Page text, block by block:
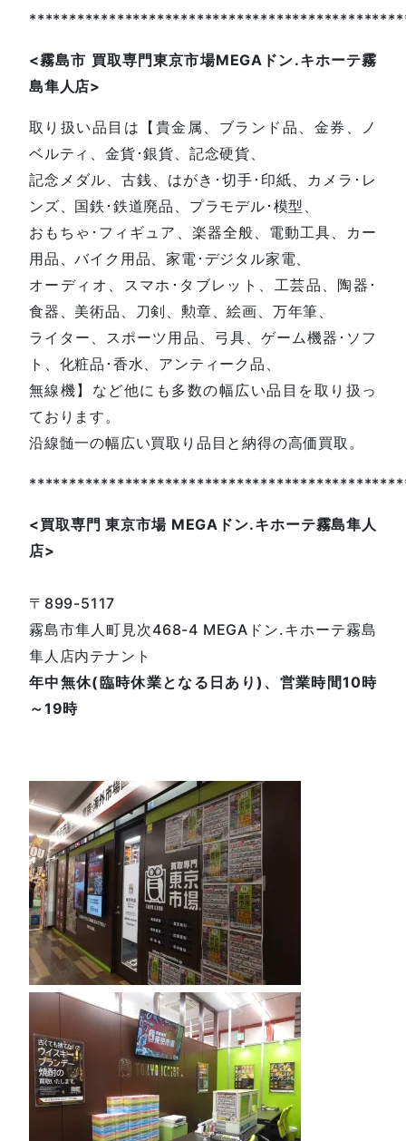
<霧島市 買取専門東京市場MEGA ドン.キホーテ霧
島隼人店>
取り扱い品目は【貴金属、ブランド品、金券、ノ
ベルティ、金貨･銀貨、記念硬貨、
記念メダル、古銭、はがき･切手･印紙、カメラ･レ
ンズ、国鉄･鉄道廃品、プラモデル･模型、
おもちゃ･フィギュア、楽器全般、電動工具、カー
用品、バイク用品、家電･デジタル家電、
オーディオ、スマホ･タブレット、工芸品、陶器･
食器、美術品、刀剣、勲章、絵画、万年筆、
ライター、スポーツ用品、弓具、ゲーム機器･ソフ
ト、化粧品･香水、アンティーク品、
無線機】など他にも多数の幅広い品目を取り扱っ
ております。
沿線髄一の幅広い買取り品目と納得の高価買取。
<買取専門 東京市場 MEGA ドン.キホーテ霧島隼人
店>
〒899-5117
霧島市隼人町見次468-4 MEGAドン.キホーテ霧島
隼人店内テナント
年中無休(臨時休業となる日あり)、営業時間10時
～19時